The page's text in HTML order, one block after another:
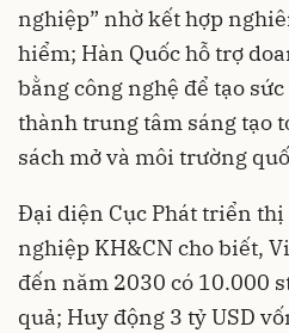
nghiệp” nhờ kết hợp
hiểm; Hàn Quốc hỗ trợ
bằng công nghệ để tạo
thành trung tâm sáng tạo
sách mở và môi trường
Đại diện Cục Phát triển
nghiệp KH&CN cho biết,
đến năm 2030 có 10.000
quả; Huy động 3 tỷ USD